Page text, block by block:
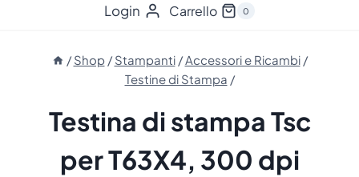
Login Carrello 0
/ Shop / Stampanti /Accessori e Ricambi /
Testine di Stampa /
Testina di stampa Tsc
per T63X4, 300 dpi